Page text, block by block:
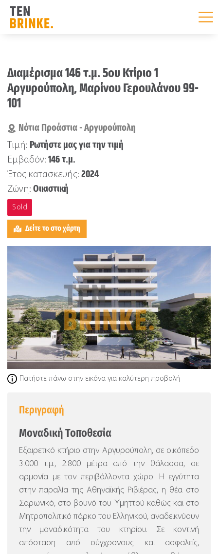
content
Πατήστε πάνω στην εικόνα για καλύτερη προβολή
Διαμέρισμα 146 τ.μ. 5ου Κτίριο 1
Αργυρούπολη, Μαρίνου Γερουλάνου 99-
101
Νότια Προάστια - Αργυρούπολη
Τιμή: Ρωτήστε μας για την τιμή
Εμβαδόν: 146 τ.μ.
Έτος κατασκευής: 2024
Ζώνη: Οικιστική
Sold
Δείτε το στο χάρτη
Περιγραφή
Μοναδική Τοποθεσία
Εξαιρετικό κτήριο στην Αργυρούπολη, σε οικόπεδο
3.000 τ.μ., 2.800 μέτρα από την θάλασσα, σε
αρμονία με τον περιβάλλοντα χώρο. Η εγγύτητα
στην παραλία της Αθηναϊκής Ριβιέρας, η θέα στο
Σαρωνικό, στο βουνό του Υμηττού καθώς και στο
Μητροπολιτικό πάρκο του Ελληνικού, αναδεικνύουν
την μοναδικότητα του κτηρίου. Σε κοντινή
απόσταση από σύγχρονους και ασφαλείς,